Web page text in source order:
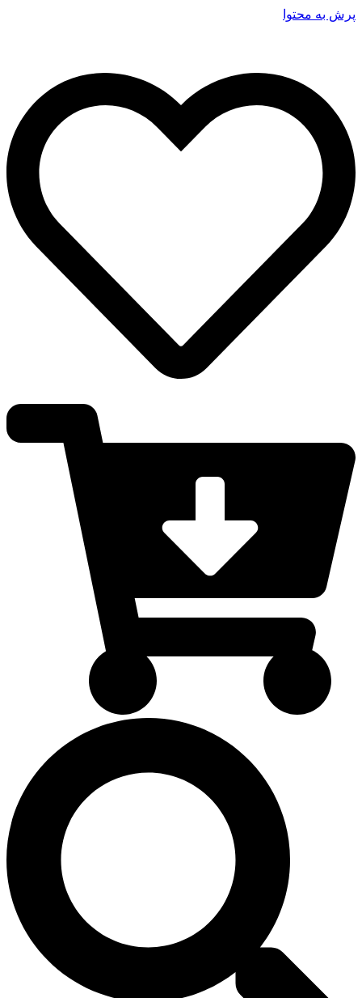
پرش به محتوا